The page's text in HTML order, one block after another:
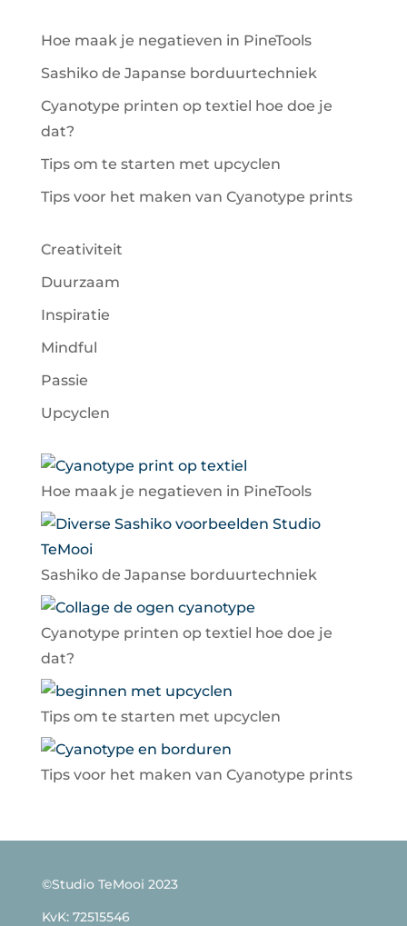
Hoe maak je negatieven in PineTools
Sashiko de Japanse borduurtechniek
Cyanotype printen op textiel hoe doe je
dat?
Tips om te starten met upcyclen
Tips voor het maken van Cyanotype prints
Creativiteit
Duurzaam
Inspiratie
Mindful
Passie
Upcyclen
Hoe maak je negatieven in PineTools
Sashiko de Japanse borduurtechniek
Cyanotype printen op textiel hoe doe je
dat?
Tips om te starten met upcyclen
Tips voor het maken van Cyanotype prints
©Studio TeMooi 2023
KvK: 72515546